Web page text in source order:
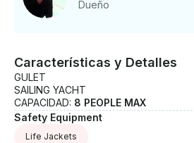
Dueño
Características y Detalles
GULET
SAILING YACHT
CAPACIDAD: 8 PEOPLE MAX
Safety Equipment
Life Jackets